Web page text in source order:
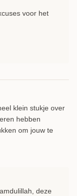
voor het
klein stukje over
hebben
om jouw te
deze